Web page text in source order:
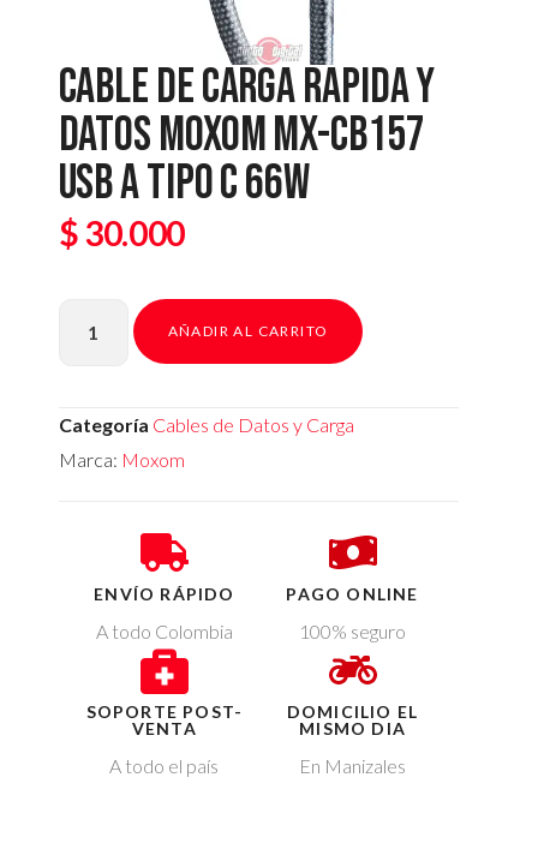
CABLE DE CARGA RAPIDA Y
DATOS MOXOM MX-CB157
USB A TIPO C 66W
$30.000
AÑADIR AL CARRITO
Categoría Cables de Datos y Carga
Marca: Moxom
ENVÍO RÁPIDO
A todo Colombia
SOPORTE POST-
VENTA
A todo el país
PAGO ONLINE
100% seguro
DOMICILIO EL
MISMO DIA
En Manizales